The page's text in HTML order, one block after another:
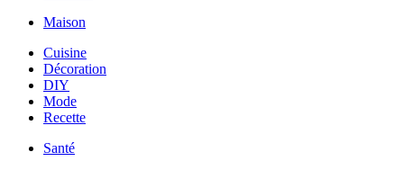
Maison
Cuisine
Décoration
DIY
Mode
Recette
Santé